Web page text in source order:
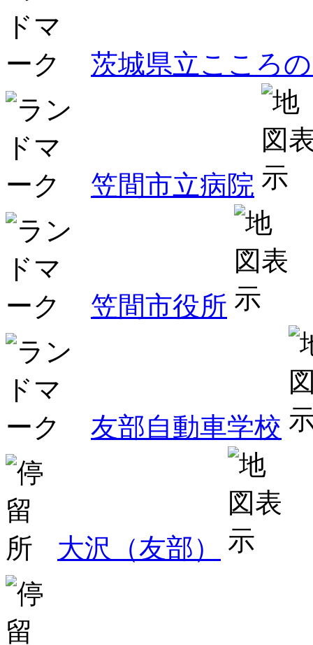
茨城県立こころ
笠間市立病院
笠間市役所
友部自動車学校
大沢（友部）